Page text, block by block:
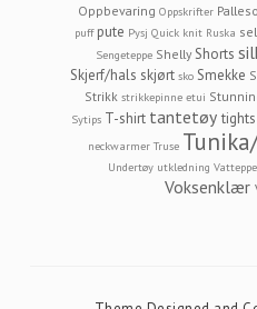
Oppbevaring Oppskrifter
puff pute Pysj Quick knit Ruska
Sengeteppe Shelly Shorts
Skjerf/hals skjørt sko Smekke
Strikk strikkepinne etui
Sytips T-shirt tantetøy tights
neckwarmer Truse
Undertøy utkledning Vatteppe
Voksenklær